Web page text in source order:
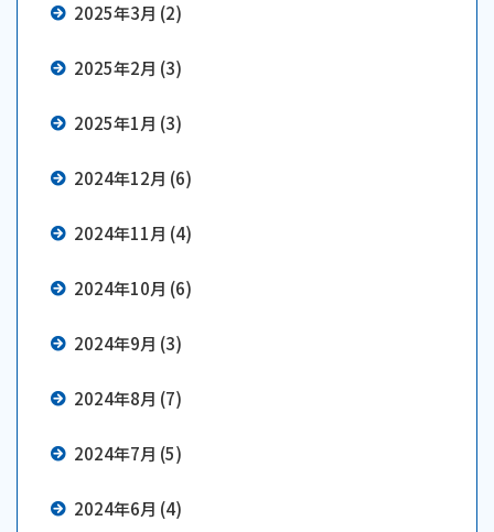
2025年3月 (2)
2025年2月 (3)
2025年1月 (3)
2024年12月 (6)
2024年11月 (4)
2024年10月 (6)
2024年9月 (3)
2024年8月 (7)
2024年7月 (5)
2024年6月 (4)